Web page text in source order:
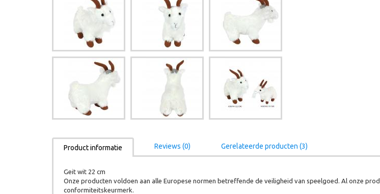
Product informatie Reviews (0) Gerelateerde producten (3)
Geit wit 22 cm
Onze producten voldoen aan alle Europese normen betreffende de veiligheid van speelgoed. Al onze
conformiteitskeurmerk.